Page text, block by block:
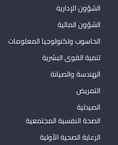
الشؤون الإدارية
الشؤون المالية
الحاسوب وتكنولوجيا المعلومات
تنمية القوى البشرية
الهندسة والصيانة
التمريض
الصيدلية
الصحة النفسية المجتمعية
الرعاية الصحية الأولية